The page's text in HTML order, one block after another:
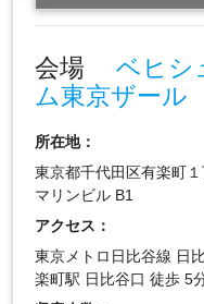
会場 ベヒシ
ム東京ザール
所在地：
東京都千代田区有楽町
マリンビル B1
アクセス：
東京メトロ日比谷線
楽町駅 日比谷口 徒歩 5